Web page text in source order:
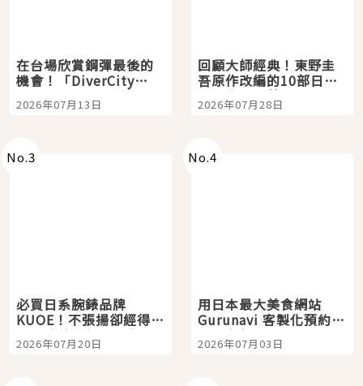
在台場欣賞鋼彈最後的
機會！「DiverCity
Tokyo Plaza」搭船、
購物、美食及夜景，一
2026年07月13日
回顧大師經典！東野圭
吾原作改編的10部日本
影視作品推薦
2026年07月28日
No.3
必買日系腕錶品牌
KUOE！不張揚卻經得起
時間洗鍊的經典之作五
選
2026年07月20日
No.4
用日本最大美食網站
Gurunavi 客製化預約九
大都市餐廳，打造專屬
美食體驗！
2026年07月03日